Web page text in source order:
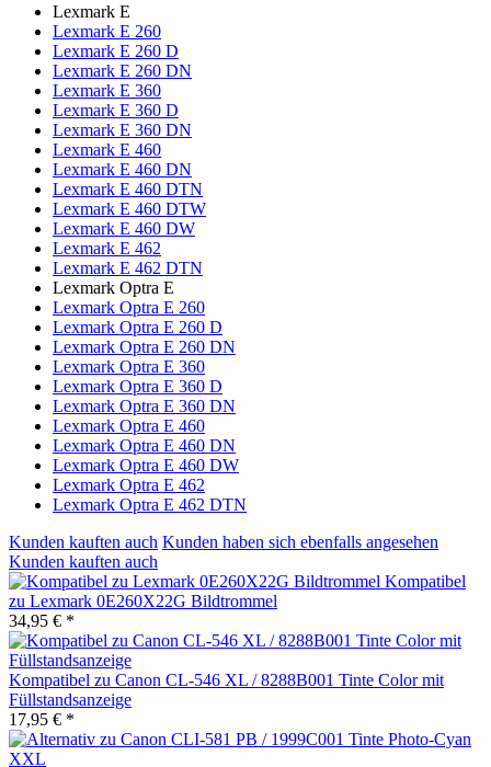
Lexmark E
Lexmark E 260
Lexmark E 260 D
Lexmark E 260 DN
Lexmark E 360
Lexmark E 360 D
Lexmark E 360 DN
Lexmark E 460
Lexmark E 460 DN
Lexmark E 460 DTN
Lexmark E 460 DTW
Lexmark E 460 DW
Lexmark E 462
Lexmark E 462 DTN
Lexmark Optra E
Lexmark Optra E 260
Lexmark Optra E 260 D
Lexmark Optra E 260 DN
Lexmark Optra E 360
Lexmark Optra E 360 D
Lexmark Optra E 360 DN
Lexmark Optra E 460
Lexmark Optra E 460 DN
Lexmark Optra E 460 DW
Lexmark Optra E 462
Lexmark Optra E 462 DTN
Kunden kauften auch Kunden haben sich ebenfalls angesehen
Kunden kauften auch
Kompatibel
zu Lexmark 0E260X22G Bildtrommel
34,95 € *
Kompatibel zu Canon CL-546 XL / 8288B001 Tinte Color mit
Füllstandsanzeige
17,95 € *